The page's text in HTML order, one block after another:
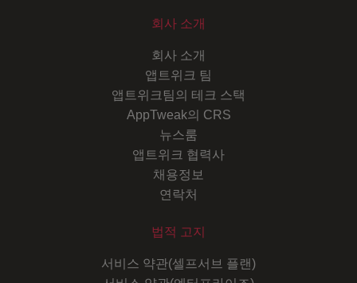
회사 소개
회사 소개
앱트위크 팀
앱트위크팀의 테크 스택
AppTweak의 CRS
뉴스룸
앱트위크 협력사
채용정보
연락처
법적 고지
서비스 약관(셀프서브 플랜)